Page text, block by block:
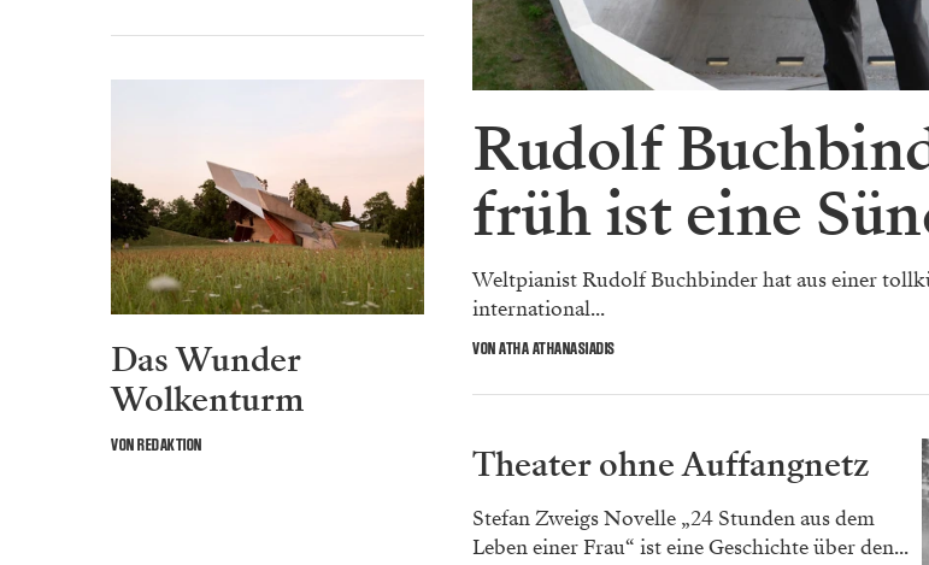
Das Wunder
Wolkenturm
VON REDAKTION
Rudolf
früh ist eine
Weltpianist Rudolf Buchbinder hat aus einer
international...
VON ATHA ATHANASIADIS
Theater ohne Auffangnetz
Stefan Zweigs Novelle „24 Stunden aus dem
Leben einer Frau“ ist eine Geschichte über den...